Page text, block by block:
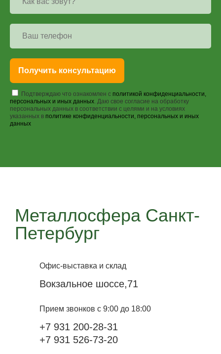
Получить консультацию
Подтверждаю что ознакомлен с политикой конфиденциальности,
персональных и иных данных. Даю свое согласие на обработку
персональных данных в соответствии с целями и на условиях
указанных в политике конфиденциальности, персональных и иных
данных
Металлосфера Санкт-
Петербург
Офис-выставка и склад
Вокзальное шоссе,71
Прием звонков с 9:00 до 18:00
+7 931 200-28-31
+7 931 526-73-20